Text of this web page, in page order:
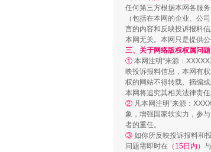
站台名比
任何第三方根据本网各服
（包括在本网的企业、公
言的内容和反映投诉报料
本网无关。本网只是提供
三、关于网络版权权属问题
① 本网注明“来源：
映投诉报料信息，本网有
权的网站不得转载、摘编
本网将追究其相关法律责
② 凡本网注明“来源：
象，增强国家软实力，参
者的重任。
③ 如你所反映投诉报料和
问题需即时在 （15日内）